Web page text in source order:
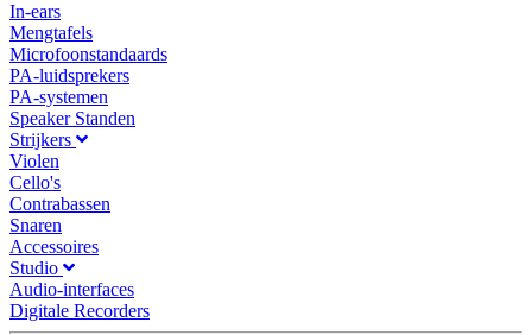
In-ears
Mengtafels
Microfoonstandaards
PA-luidsprekers
PA-systemen
Speaker Standen
Strijkers
Violen
Cello's
Contrabassen
Snaren
Accessoires
Studio
Audio-interfaces
Digitale Recorders